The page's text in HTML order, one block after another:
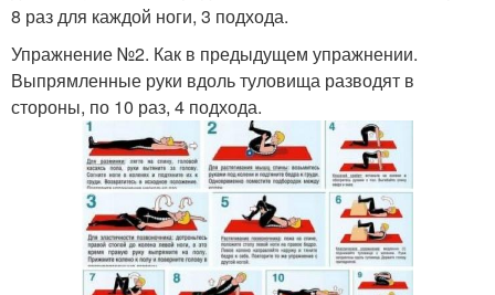
8 раз для каждой ноги, 3 подхода.
Упражнение №2. Как в предыдущем упражнении.
Выпрямленные руки вдоль туловища разводят в
стороны, по 10 раз, 4 подхода.